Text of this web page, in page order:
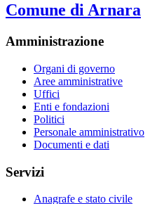
Comune di Arnara
Amministrazione
Organi di governo
Aree amministrative
Uffici
Enti e fondazioni
Politici
Personale amministrativo
Documenti e dati
Servizi
Anagrafe e stato civile